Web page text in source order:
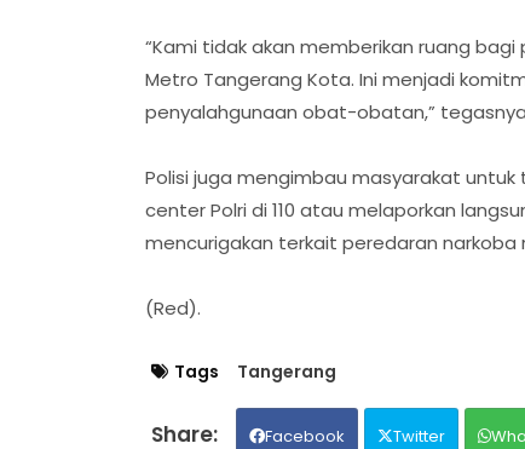
“Kami tidak akan memberikan ruang
Metro Tangerang Kota. Ini menjadi
penyalahgunaan obat-obatan,”
Polisi juga mengimbau masyarakat
center Polri di 110 atau melaporkan
mencurigakan terkait peredaran
(Red).
Tags Tangerang
Facebook Twitter